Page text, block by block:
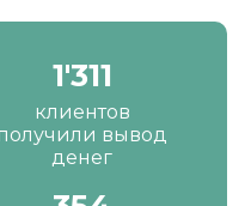
1'680
клиентов
вывод
денег